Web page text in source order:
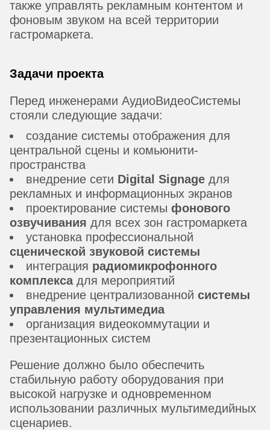
также управлять рекламным контентом и
фоновым звуком на всей территории
гастромаркета.
Задачи проекта
Перед инженерами АудиоВидеоСистемы
стояли следующие задачи:
создание системы отображения для
центральной сцены и комьюнити-
пространства
внедрение сети Digital Signage для
рекламных и информационных экранов
проектирование системы фонового
озвучивания для всех зон гастромаркета
установка профессиональной
сценической звуковой системы
интеграция радиомикрофонного
комплексадля мероприятий
внедрение централизованной системы
управления мультимедиа
организация видеокоммутации и
презентационных систем
Решение должно было обеспечить
стабильную работу оборудования при
высокой нагрузке и одновременном
использовании различных мультимедийных
сценариев.